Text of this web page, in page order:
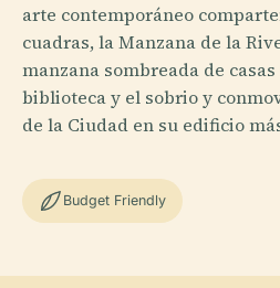
arte contemporáneo
cuadras, la Manzana de la
manzana sombreada de
biblioteca y el sobrio y
de la Ciudad en su edificio
Budget Friendly